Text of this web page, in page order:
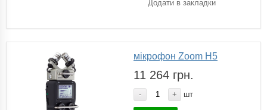
Додати в закладки
мікрофон Zoom H5
11 264 грн.
- + шт